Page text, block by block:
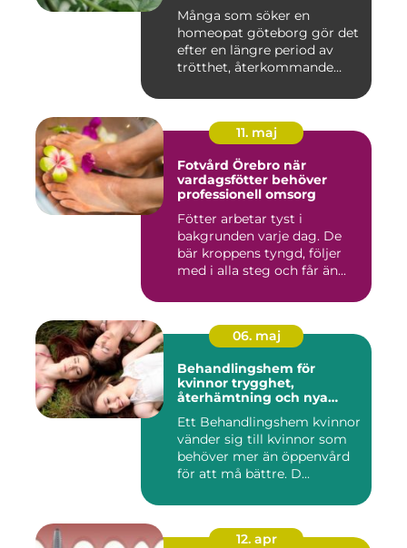
Många som söker en
homeopat göteborg gör det
efter en längre period av
trötthet, återkommande
11. maj
Fotvård Örebro när
vardagsfötter behöver
professionell omsorg
Fötter arbetar tyst i
bakgrunden varje dag. De
bär kroppens tyngd, följer
med i alla steg och får än...
06. maj
Behandlingshem för
kvinnor trygghet,
återhämtning och nya
Ett Behandlingshem kvinnor
vänder sig till kvinnor som
behöver mer än öppenvård
för att må bättre. D...
12. apr